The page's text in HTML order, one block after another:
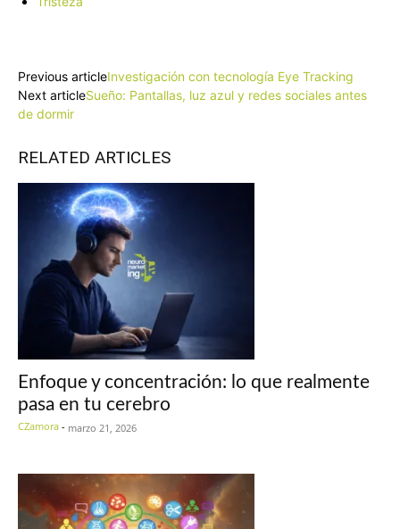
Previous articleInvestigación con tecnología Eye Tracking
Next articleSueño: Pantallas, luz azul y redes sociales antes
de dormir
RELATED ARTICLES
Enfoque y concentración: lo que realmente
pasa en tu cerebro
CZamora - marzo 21, 2026